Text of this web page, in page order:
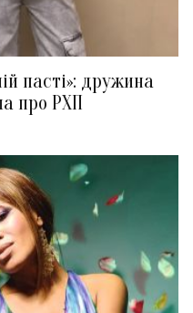
пасті»: дружина
про РХП